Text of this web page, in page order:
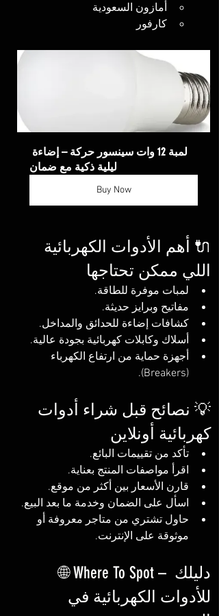
أمازون السعودية
كارفور
لمبة 12 وات سينسور حركة – إضاءة
ليلية ذكية مع ضمان
Buy Now
🔌 أهم الأدوات الكهربائية
اللي ممكن تحتاجها
لمبات موفرة للطاقة.
مفاتيح وبرايز حديثة.
كشافات إضاءة للحدائق والمداخل.
أسلاك وكابلات كهربائية بجودة عالية.
أجهزة حماية من ارتفاع الكهرباء
(Breakers).
💡 نصائح قبل شراء أدوات
كهربائية أونلاين
تأكد من تقييمات البائع.
اقرأ مواصفات المنتج بعناية.
قارن الأسعار بين أكثر من موقع.
اسأل على الضمان وخدمة ما بعد البيع.
حاول تشتري من متاجر معروفة أو
موثوقة على الإنترنت.
🌐 Where To Spot – دليلك
للأدوات الكهربائية في